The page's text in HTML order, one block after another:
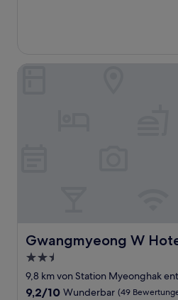
Gwangmyeong W
Gwangmyeong W Hotel
2.5-
Sterne-
Unterkunft
9,8 km von Station Myeonghak
9.2
9,2/10 Wunderbar (49